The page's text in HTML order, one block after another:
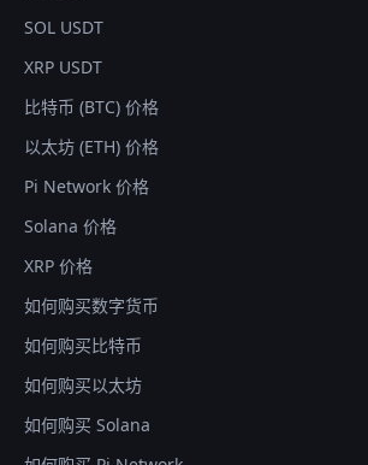
SOL USDT
XRP USDT
比特币 (BTC) 价格
以太坊 (ETH) 价格
Pi Network 价格
Solana 价格
XRP 价格
如何购买数字货币
如何购买比特币
如何购买以太坊
如何购买 Solana